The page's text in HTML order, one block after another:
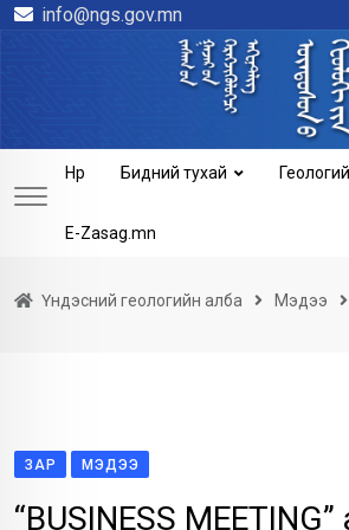
Skip info@ngs.gov.mn
Нүүр Бидний тухай
E-Zasag.mn
Үндэсний геологийн алба Мэдээ
ЗАР МЭДЭЭ
“BUSINESS